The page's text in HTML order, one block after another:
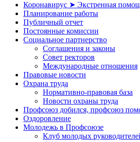
Коронавирус ➤ Экстренная
Планирование работы
Публичный отчет
Постоянные комиссии
Социальное партнерство
Соглашения и законы
Совет ректоров
Международные отношения
Правовые новости
Охрана труда
Нормативно-правовая база
Новости охраны труда
Профсоюз добился, профсоюз
Оздоровление
Молодежь в Профсоюзе
Клуб молодых